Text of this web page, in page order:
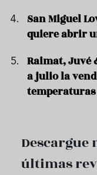
San Miguel
quiere abrir
Raimat, Juvé
a julio la
temperaturas
Descargue
últimas